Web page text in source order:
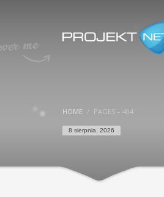
HOME PAGES – 404
8 sierpnia, 2026